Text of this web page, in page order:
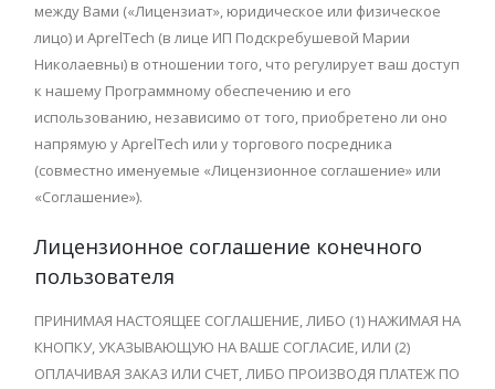
между Вами («Лицензиат», юридическое или физическое
лицо) и AprelTech (в лице ИП Подскребушевой Марии
Николаевны) в отношении того, что регулирует ваш доступ
к нашему Программному обеспечению и его
использованию, независимо от того, приобретено ли оно
напрямую у AprelTech или у торгового посредника
(совместно именуемые «Лицензионное соглашение» или
«Соглашение»).
Лицензионное соглашение конечного
пользователя
ПРИНИМАЯ НАСТОЯЩЕЕ СОГЛАШЕНИЕ, ЛИБО (1) НАЖИМАЯ НА
КНОПКУ, УКАЗЫВАЮЩУЮ НА ВАШЕ СОГЛАСИЕ, ИЛИ (2)
ОПЛАЧИВАЯ ЗАКАЗ ИЛИ СЧЕТ, ЛИБО ПРОИЗВОДЯ ПЛАТЕЖ ПО